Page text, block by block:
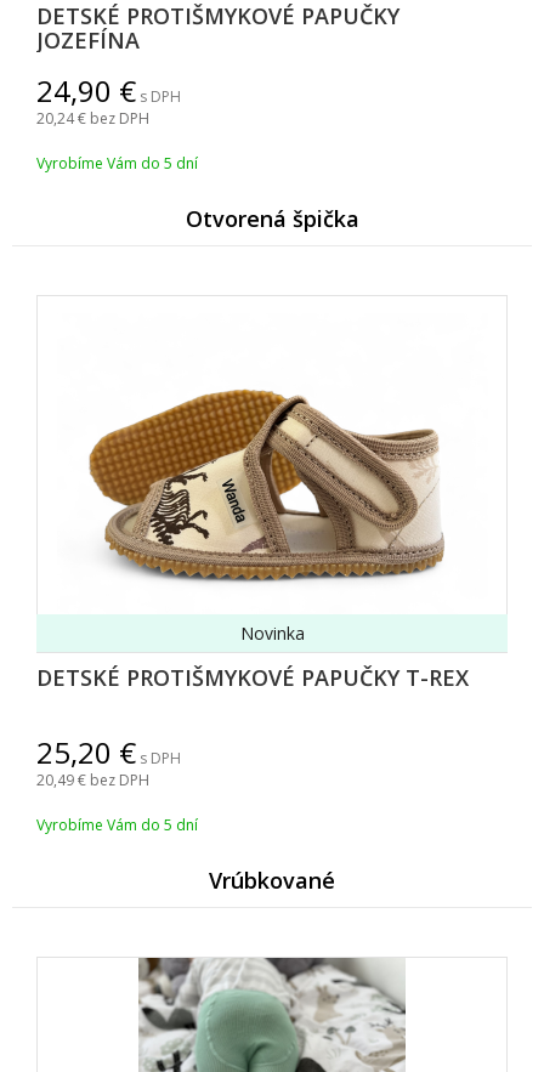
DETSKÉ PROTIŠMYKOVÉ PAPUČKY
JOZEFÍNA
24,90
s DPH
20,24 bez DPH
Vyrobíme Vám do 5 dní
Otvorená špička
DETSKÉ PROTIŠMYKOVÉ PAPUČKY T-REX
Novinka
25,20
s DPH
20,49 bez DPH
Vyrobíme Vám do 5 dní
Vrúbkované